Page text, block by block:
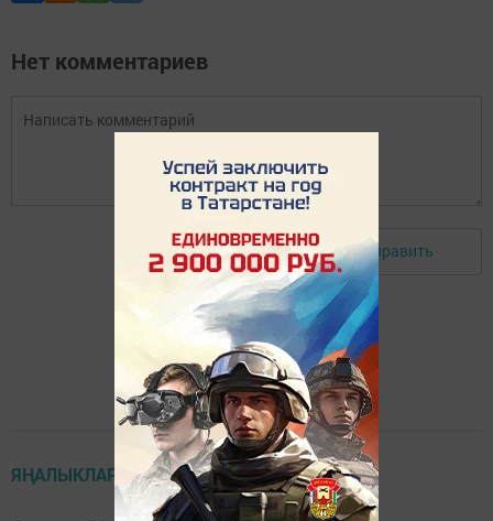
Нет комментариев
Авторизоваться Отправить
ЯҢАЛЫКЛАР ТАСМАСЫ